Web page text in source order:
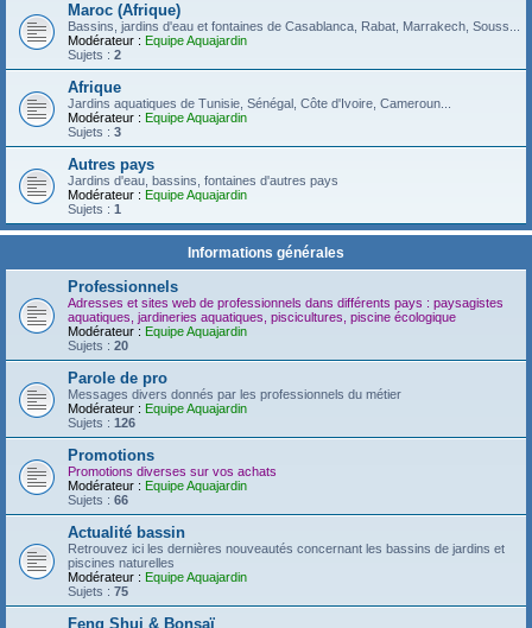
Maroc (Afrique)
Bassins, jardins d'eau et fontaines de Casablanca, Rabat, Marrakech, Souss...
Modérateur : Equipe Aquajardin
Sujets : 2
Afrique
Jardins aquatiques de Tunisie, Sénégal, Côte d'Ivoire, Cameroun...
Modérateur : Equipe Aquajardin
Sujets : 3
Autres pays
Jardins d'eau, bassins, fontaines d'autres pays
Modérateur : Equipe Aquajardin
Sujets : 1
Informations générales
Professionnels
Adresses et sites web de professionnels dans différents pays : paysagistes
aquatiques, jardineries aquatiques, piscicultures, piscine écologique
Modérateur : Equipe Aquajardin
Sujets : 20
Parole de pro
Messages divers donnés par les professionnels du métier
Modérateur : Equipe Aquajardin
Sujets : 126
Promotions
Promotions diverses sur vos achats
Modérateur : Equipe Aquajardin
Sujets : 66
Actualité bassin
Retrouvez ici les dernières nouveautés concernant les bassins de jardins et
piscines naturelles
Modérateur : Equipe Aquajardin
Sujets : 75
Feng Shui & Bonsaï